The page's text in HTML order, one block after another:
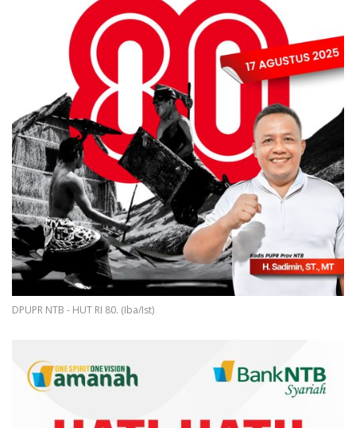
DPUPR NTB - HUT RI 80. (Iba/Ist)